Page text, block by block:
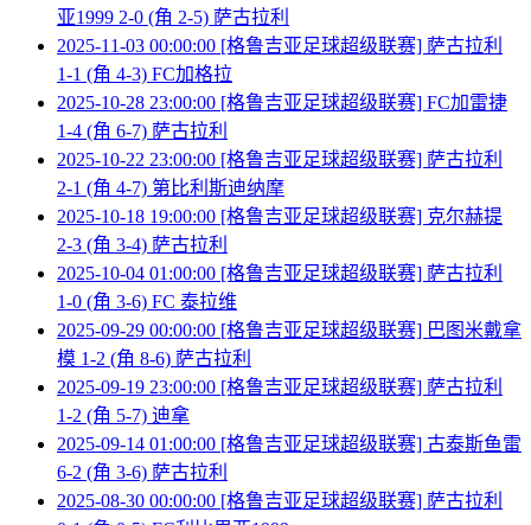
亚1999 2-0 (角 2-5) 萨古拉利
2025-11-03 00:00:00 [格鲁吉亚足球超级联赛] 萨古拉利
1-1 (角 4-3) FC加格拉
2025-10-28 23:00:00 [格鲁吉亚足球超级联赛] FC加雷捷
1-4 (角 6-7) 萨古拉利
2025-10-22 23:00:00 [格鲁吉亚足球超级联赛] 萨古拉利
2-1 (角 4-7) 第比利斯迪纳摩
2025-10-18 19:00:00 [格鲁吉亚足球超级联赛] 克尔赫提
2-3 (角 3-4) 萨古拉利
2025-10-04 01:00:00 [格鲁吉亚足球超级联赛] 萨古拉利
1-0 (角 3-6) FC 泰拉维
2025-09-29 00:00:00 [格鲁吉亚足球超级联赛] 巴图米戴拿
模 1-2 (角 8-6) 萨古拉利
2025-09-19 23:00:00 [格鲁吉亚足球超级联赛] 萨古拉利
1-2 (角 5-7) 迪拿
2025-09-14 01:00:00 [格鲁吉亚足球超级联赛] 古泰斯鱼雷
6-2 (角 3-6) 萨古拉利
2025-08-30 00:00:00 [格鲁吉亚足球超级联赛] 萨古拉利